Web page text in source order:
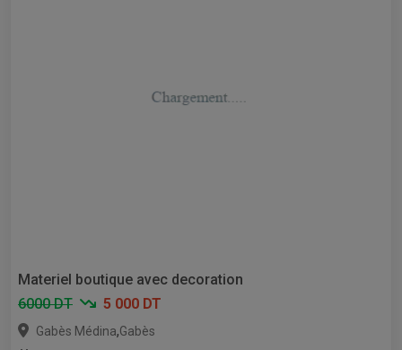
Materiel boutique avec decoration
6000 DT
5 000 DT
Gabès Médina,Gabès